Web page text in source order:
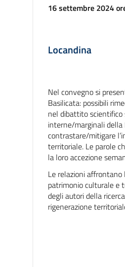
16 settembre 2024
Locandina
Nel convegno si
Basilicata: possibili
nel dibattito scientifico
interne/marginali della
contrastare/mitigare
territoriale. Le parole
la loro accezione
Le relazioni
patrimonio culturale e
degli autori della
rigenerazione